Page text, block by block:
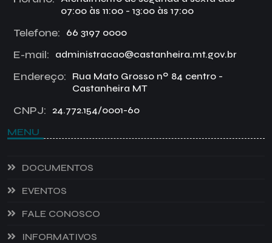
07:00 às 11:00 - 13:00 às 17:00
Telefone: 66 3197 0000
E-mail: administracao@castanheira.mt.gov.br
Endereço:
Rua Mato Grosso nº 84 centro -
Castanheira MT
CNPJ: 24.772.154/0001-60
MENU
DOCUMENTOS
EVENTOS
FALE CONOSCO
INFORMATIVOS